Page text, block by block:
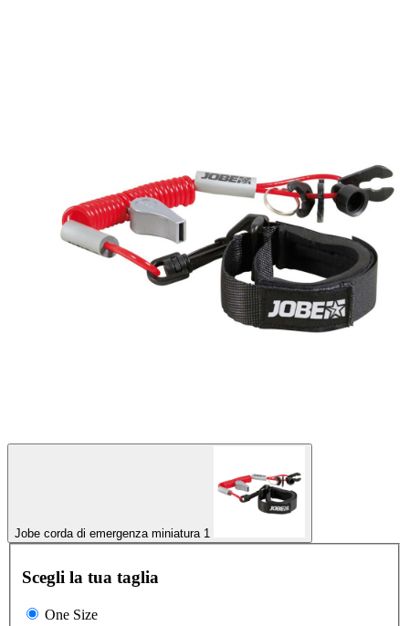
Jobe corda di emergenza miniatura 1
Scegli la tua taglia
One Size